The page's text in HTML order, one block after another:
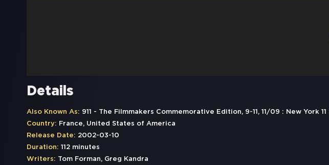
Details
Also Known As: 911 - The Filmmakers Commemorative Edition, 9-11, 11/09 : New York 11
Country: France, United States of America
Release Date: 2002-03-10
Duration: 112 minutes
Writers: Tom Forman, Greg Kandra